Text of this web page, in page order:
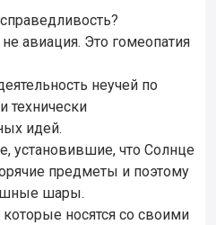
авиация. Это гомеопатия
неучей по
технически
идей.
установившие, что Солнце
предметы и поэтому
шары.
носятся со своими